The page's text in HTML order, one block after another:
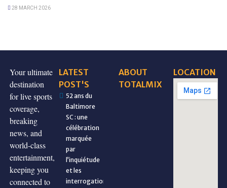
28 MARCH 2026
Your ultimate
destination
for live sports
coverage,
breaking
news, and
world-class
entertainment,
keeping you
connected to
LATEST
POST'S
52 ans du
Baltimore
SC : une
célébration
marquée
par
l’inquiétude
et les
interrogations
ABOUT
TOTALMIX
LOCATION